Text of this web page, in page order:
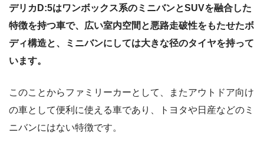
デリカD:5はワンボックス系のミニバンとSUVを融合した
特徴を持つ車で、広い室内空間と悪路走破性をもたせたボ
ディ構造と、ミニバンにしては大きな径のタイヤを持って
います。
このことからファミリーカーとして、またアウトドア向け
の車として便利に使える車であり、トヨタや日産などのミ
ニバンにはない特徴です。